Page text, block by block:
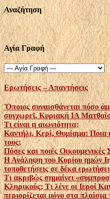
Αναζήτηση
Αγία Γραφή
Ερωτήσεις – Απαντήσεις
Ὅ­ποιος συναισθάνεται πόσο
συγχωρεῖ. Κυριακή ΙΑ
Τι είναι η αιωνιότητα;
Καντήλι, Κερί, Θυμίαμα: Ποια
τους;
Πόσες και ποιές Οικουμενικές
Η Ανάληψη του Κυρίου ημών
τοποθετήσεις σε δέκα
Τι ακριβώς σημαίνει
Κληρικούς; Τι λένε οι Ιεροί
περιορίζεται μόνο στα